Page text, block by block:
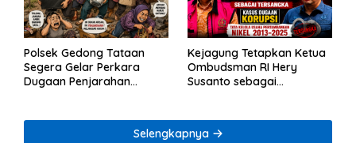
Polsek Gedong Tataan
Segera Gelar Perkara
Dugaan Penjarahan
Kejagung Tetapkan Ketua
Ombudsman RI Hery
Susanto sebagai
Tambang Nikel
Selengkapnya